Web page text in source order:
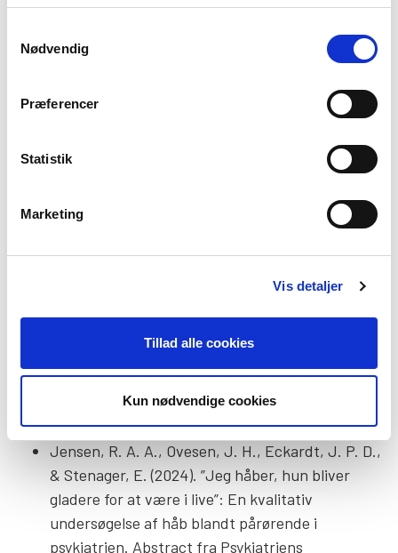
Nødvendig
Præferencer
Statistik
Marketing
Vis detaljer
Tillad alle cookies
Kun nødvendige cookies
Psychoeducation for Informal Caregivers of
Pilot Study of Feasibility and Preliminary
Effectiveness. Research on Social Work Practice
Civilsamfundsforankrede psykoedukative forløb
nye perspektiver (17 marts. 2026) Jeanne Holm
Ovesen & Rikke Amalie Agergaard Jensen. I
konferencebog:link
Jensen, R. A. A., Ovesen, J. H., Eckardt, J. P. D.,
& Stenager, E. (2024). ”Jeg håber, hun bliver
gladere for at være i live”: En kvalitativ
undersøgelse af håb blandt pårørende i
psykiatrien. Abstract fra Psykiatriens